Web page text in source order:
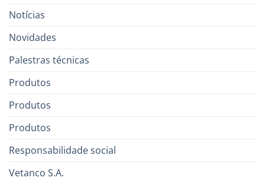
Notícias
Novidades
Palestras técnicas
Produtos
Produtos
Produtos
Responsabilidade social
Vetanco S.A.